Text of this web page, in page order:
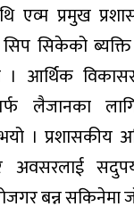
एव्म प्रमुख
सिकेको
। आर्थिक
लैजानका
।
अवसरलाई
बन्न सकिनेमा